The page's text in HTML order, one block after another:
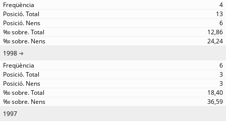
4
13
6
12,86
24,24
1998
6
3
3
18,40
36,59
1997